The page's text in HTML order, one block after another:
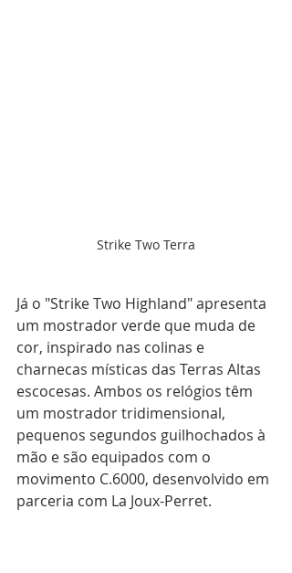
Strike Two Terra
Já o "Strike Two Highland" apresenta
um mostrador verde que muda de
cor, inspirado nas colinas e
charnecas místicas das Terras Altas
escocesas. Ambos os relógios têm
um mostrador tridimensional,
pequenos segundos guilhochados à
mão e são equipados com o
movimento C.6000, desenvolvido em
parceria com La Joux-Perret.